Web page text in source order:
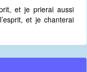
et je prierai aussi
et je chanterai